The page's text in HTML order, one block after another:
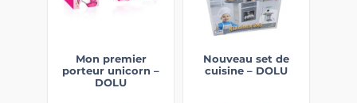
Mon premier
porteur unicorn –
DOLU
Nouveau set de
cuisine – DOLU